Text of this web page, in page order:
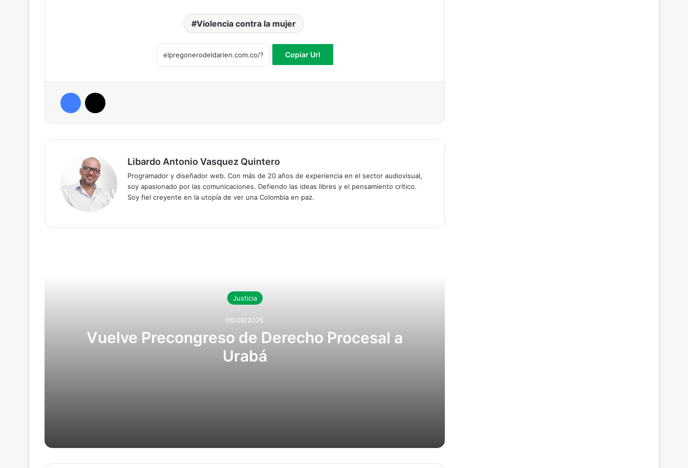
Violencia contra la mujer
Copiar Url
Facebook
Libardo Antonio Vasquez Quintero
Programador y diseñador web. Con más de 20 años de experiencia en el sector audiovisual,
soy apasionado por las comunicaciones. Defiendo las ideas libres y el pensamiento crítico.
Soy fiel creyente en la utopía de ver una Colombia en paz.
Justicia
06/08/2026
Vuelve Precongreso de Derecho Procesal a
Urabá